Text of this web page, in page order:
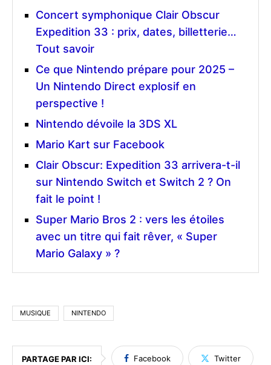
Concert symphonique Clair Obscur
Expedition 33 : prix, dates, billetterie…
Tout savoir
Ce que Nintendo prépare pour 2025 –
Un Nintendo Direct explosif en
perspective !
Nintendo dévoile la 3DS XL
Mario Kart sur Facebook
Clair Obscur: Expedition 33 arrivera-t-il
sur Nintendo Switch et Switch 2 ? On
fait le point !
Super Mario Bros 2 : vers les étoiles
avec un titre qui fait rêver, « Super
Mario Galaxy » ?
MUSIQUE NINTENDO
PARTAGE PAR ICI: Facebook Twitter